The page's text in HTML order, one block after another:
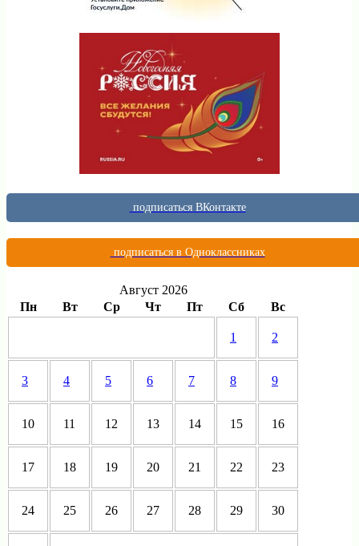
подписаться ВКонтакте
подписаться в Одноклассниках
Август 2026
Пн
Вт Ср Чт Пт Сб Вс
1 2
3 4 5 6 7 8 9
10 11 12 13 14 15 16
17 18 19 20 21 22 23
24 25 26 27 28 29 30